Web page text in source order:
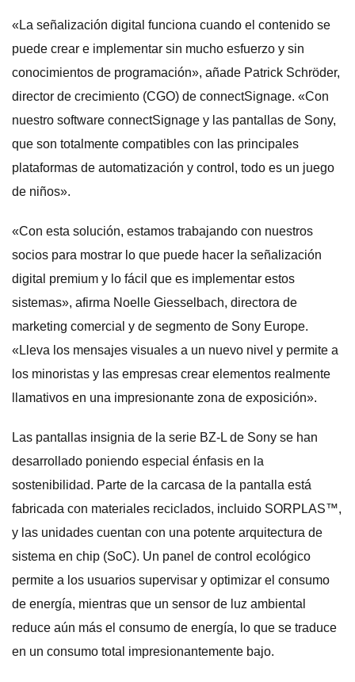
«La señalización digital funciona cuando el contenido se
puede crear e implementar sin mucho esfuerzo y sin
conocimientos de programación», añade Patrick Schröder,
director de crecimiento (CGO) de connectSignage. «Con
nuestro software connectSignage y las pantallas de Sony,
que son totalmente compatibles con las principales
plataformas de automatización y control, todo es un juego
de niños».
«Con esta solución, estamos trabajando con nuestros
socios para mostrar lo que puede hacer la señalización
digital premium y lo fácil que es implementar estos
sistemas», afirma Noelle Giesselbach, directora de
marketing comercial y de segmento de Sony Europe.
«Lleva los mensajes visuales a un nuevo nivel y permite a
los minoristas y las empresas crear elementos realmente
llamativos en una impresionante zona de exposición».
Las pantallas insignia de la serie BZ-L de Sony se han
desarrollado poniendo especial énfasis en la
sostenibilidad. Parte de la carcasa de la pantalla está
fabricada con materiales reciclados, incluido SORPLAS™,
y las unidades cuentan con una potente arquitectura de
sistema en chip (SoC). Un panel de control ecológico
permite a los usuarios supervisar y optimizar el consumo
de energía, mientras que un sensor de luz ambiental
reduce aún más el consumo de energía, lo que se traduce
en un consumo total impresionantemente bajo.